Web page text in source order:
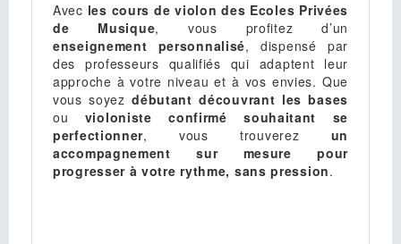
Avec les cours de violon des Ecoles Privées
de Musique, vous profitez d’un
enseignement personnalisé, dispensé par
des professeurs qualifiés qui adaptent leur
approche à votre niveau et à vos envies. Que
vous soyezdébutant découvrant les bases
ou violoniste confirmé souhaitant se
perfectionner, vous trouverez un
accompagnement sur mesure pour
progresser à votre rythme, sans pression.